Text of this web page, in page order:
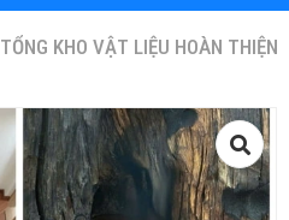
TỔNG KHO VẬT LIỆU HOÀN THIỆN